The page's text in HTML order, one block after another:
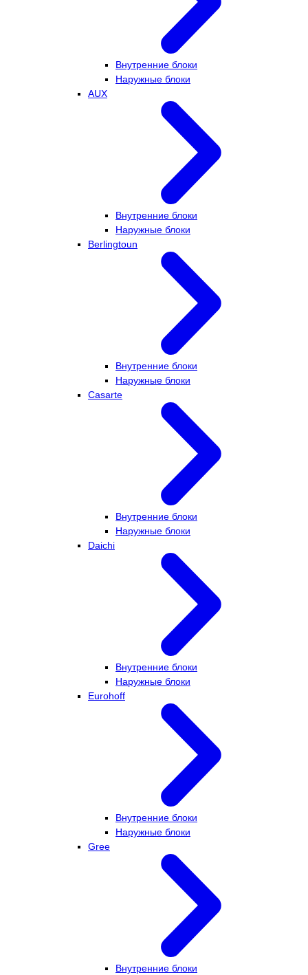
Внутренние блоки
Наружные блоки
AUX
Внутренние блоки
Наружные блоки
Berlingtoun
Внутренние блоки
Наружные блоки
Casarte
Внутренние блоки
Наружные блоки
Daichi
Внутренние блоки
Наружные блоки
Eurohoff
Внутренние блоки
Наружные блоки
Gree
Внутренние блоки